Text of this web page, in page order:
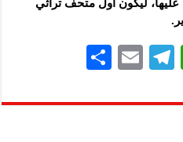
عليها، ليكون أول متحف تراثي
W
at
Te
gr
E
ai
ar